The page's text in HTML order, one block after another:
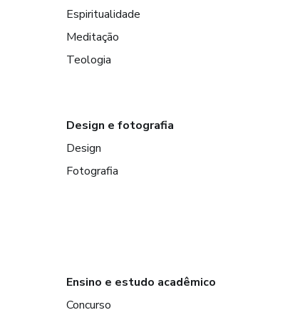
Espiritualidade
Meditação
Teologia
Design e fotografia
Design
Fotografia
Ensino e estudo acadêmico
Concurso